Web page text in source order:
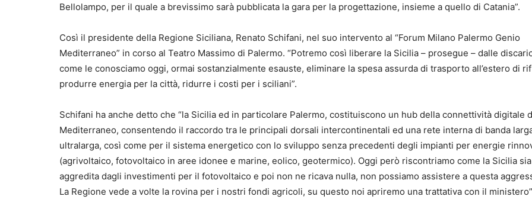
Bellolampo, per il quale a brevissimo sarà pubblicata la gara per la progettazione, insieme a quello di Catania”.
Così il presidente della Regione Siciliana, Renato Schifani, nel suo intervento al “Forum Milano Palermo Genio
Mediterraneo” in corso al Teatro Massimo di Palermo. “Potremo così liberare la Sicilia – prosegue – dalle
come le conosciamo oggi, ormai sostanzialmente esauste, eliminare la spesa assurda di trasporto all’estero di
produrre energia per la città, ridurre i costi per i sciliani”.
Schifani ha anche detto che “la Sicilia ed in particolare Palermo, costituiscono un hub della connettività digitale
Mediterraneo, consentendo il raccordo tra le principali dorsali intercontinentali ed una rete interna di banda
ultralarga, così come per il sistema energetico con lo sviluppo senza precedenti degli impianti per energie
(agrivoltaico, fotovoltaico in aree idonee e marine, eolico, geotermico). Oggi però riscontriamo come la Sicilia
aggredita dagli investimenti per il fotovoltaico e poi non ne ricava nulla, non possiamo assistere a questa
La Regione vede a volte la rovina per i nostri fondi agricoli, su questo noi apriremo una trattativa con il